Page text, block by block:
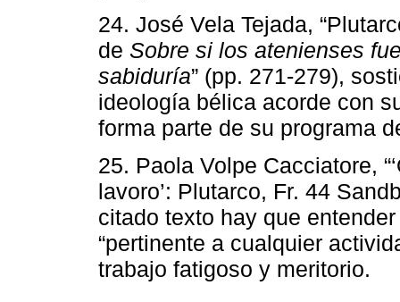
24. José Vela Tejada,
de Sobre si los atenienses
sabiduría” (pp. 271-279),
ideología bélica acorde con
forma parte de su programa
25. Paola Volpe Cacciatore,
lavoro’: Plutarco, Fr. 44
citado texto hay que
“pertinente a cualquier
trabajo fatigoso y meritorio.